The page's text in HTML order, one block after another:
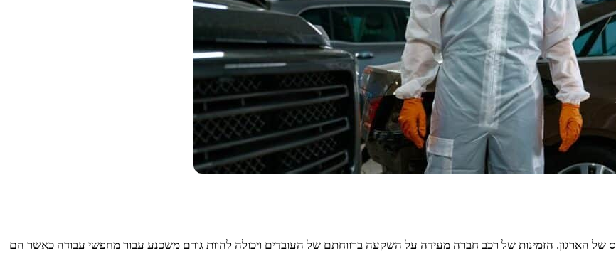
הארגון. הזמינות של רכב חברה מעידה על השקעה ברווחתם של העובדים ויכולה להוות גורם משכנע עבור מחפשי עבודה כאשר הם